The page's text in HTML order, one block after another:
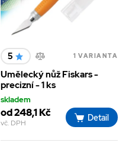
5 1 VARIANTA
Umělecký nůž Fiskars -
precizní - 1 ks
skladem
od 248,1 Kč
vč. DPH
Detail